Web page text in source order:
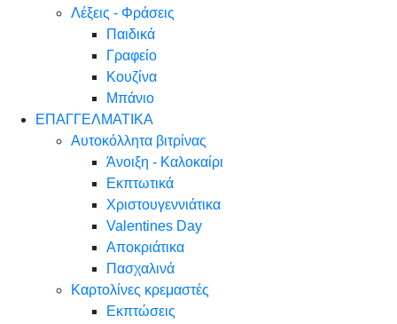
Λέξεις - Φράσεις
Παιδικά
Γραφείο
Κουζίνα
Μπάνιο
ΕΠΑΓΓΕΛΜΑΤΙΚΑ
Αυτοκόλλητα βιτρίνας
Άνοιξη - Καλοκαίρι
Εκπτωτικά
Χριστουγεννιάτικα
Valentines Day
Αποκριάτικα
Πασχαλινά
Καρτολίνες κρεμαστές
Εκπτώσεις